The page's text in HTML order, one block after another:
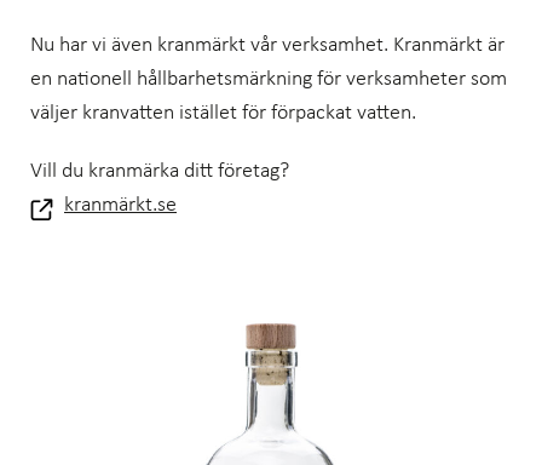
Nu har vi även kranmärkt vår verksamhet. Kranmärkt är
en nationell hållbarhetsmärkning för verksamheter som
väljer kranvatten istället för förpackat vatten.
Vill du kranmärka ditt företag?
kranmärkt.se